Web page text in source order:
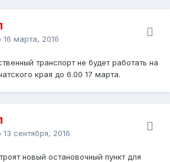
16 марта, 2016
транспорт не будет работать на
края до 6.00 17 марта.
13 сентября, 2016
новый остановочный пункт для